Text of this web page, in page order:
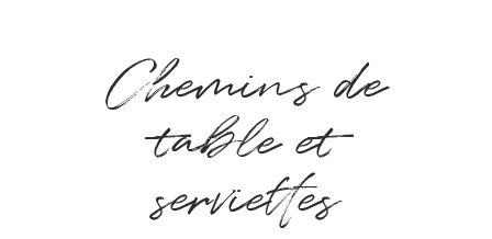
Chemins de
table et
serviettes